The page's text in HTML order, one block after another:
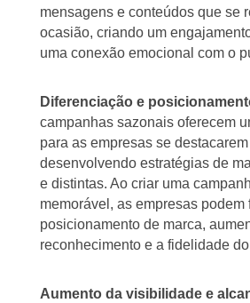
mensagens e conteúdos que se
ocasião, criando um
uma conexão emocional com o
Diferenciação e
campanhas sazonais oferecem
para as empresas se
desenvolvendo estratégias de
e distintas. Ao criar uma
memorável, as empresas podem
posicionamento de marca,
reconhecimento e a fidelidade
Aumento da visibilidade e